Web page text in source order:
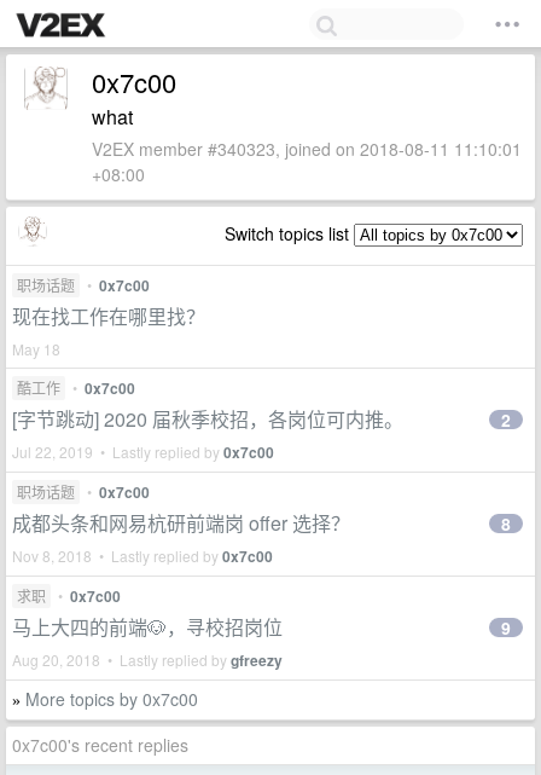
0x7c00
what
V2EX member #340323, joined on 2018-08-11 11:10:01
+08:00
Switch topics list
职场话题 • 0x7c00
现在找工作在哪里找？
May 18
酷工作
• 0x7c00
[字节跳动] 2020 届秋季校招，各岗位可内推。
Jul 22, 2019 • Lastly replied by0x7c00
2
职场话题 • 0x7c00
成都头条和网易杭研前端岗 offer 选择？
Nov 8, 2018 • Lastly replied by0x7c00
8
求职 • 0x7c00
马上大四的前端🐶，寻校招岗位
Aug 20, 2018 • Lastly replied bygfreezy
9
» More topics by 0x7c00
0x7c00's recent replies